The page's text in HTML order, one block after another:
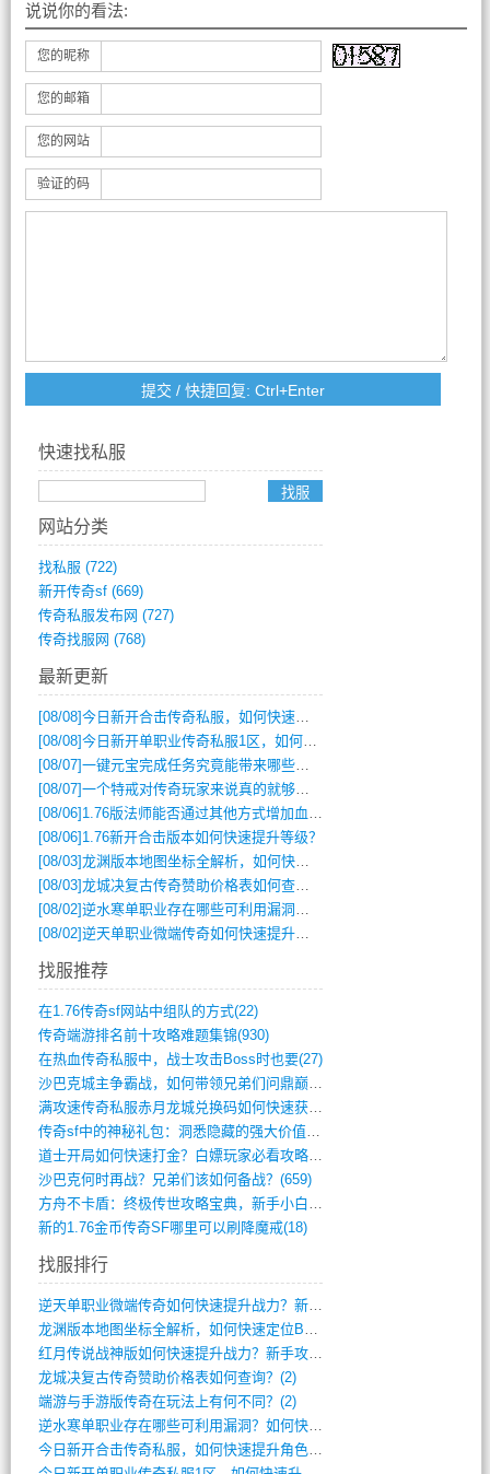
说说你的看法:
您的昵称
您的邮箱
您的网站
验证的码
快速找私服
网站分类
找私服 (722)
新开传奇sf(669)
传奇私服发布网 (727)
传奇找服网 (768)
最新更新
[08/08]今日新开合击传奇私服，如何快速提升角色战力？
[08/08]今日新开单职业传奇私服1区，如何快速升级与获取顶级装备？
[08/07]一键元宝完成任务究竟能带来哪些超值优势？
[08/07]一个特戒对传奇玩家来说真的就够用了吗？
[08/06] 1.76版法师能否通过其他方式增加血量？
[08/06] 1.76新开合击版本如何快速提升等级？
[08/03]龙渊版本地图坐标全解析，如何快速定位BOSS位置？
[08/03]龙城决复古传奇赞助价格表如何查询？
[08/02]逆水寒单职业存在哪些可利用漏洞？如何快速提升战力？
[08/02]逆天单职业微端传奇如何快速提升战力？新手必看攻略
找服推荐
在1.76传奇sf网站中组队的方式(22)
传奇端游排名前十攻略难题集锦(930)
在热血传奇私服中，战士攻击Boss时也要(27)
沙巴克城主争霸战，如何带领兄弟们问鼎巅峰(565)
满攻速传奇私服赤月龙城兑换码如何快速获取(676)
传奇sf中的神秘礼包：洞悉隐藏的强大价值(427)
道士开局如何快速打金？白嫖玩家必看攻略(5)
沙巴克何时再战？兄弟们该如何备战？(659)
方舟不卡盾：终极传世攻略宝典，新手小白逆(495)
新的1.76金币传奇SF哪里可以刷降魔戒(18)
找服排行
逆天单职业微端传奇如何快速提升战力？新手(4)
龙渊版本地图坐标全解析，如何快速定位BO(3)
红月传说战神版如何快速提升战力？新手攻略(3)
龙城决复古传奇赞助价格表如何查询？(2)
端游与手游版传奇在玩法上有何不同？(2)
逆水寒单职业存在哪些可利用漏洞？如何快速(1)
今日新开合击传奇私服，如何快速提升角色战(0)